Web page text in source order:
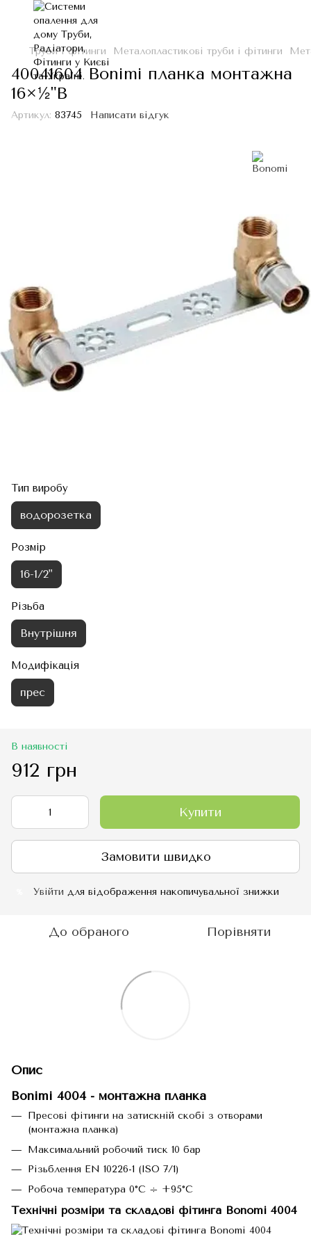
Труби і фітинги Металопластикові труби і фітинги
40041604 Bonimi планка монтажна
16×½"В
Артикул: 83745 Написати відгук
Тип виробу
водорозетка
Розмір
16-1/2"
Різьба
Внутрішня
Модифікація
прес
В наявності
912 грн
Купити
Замовити швидко
Увійти для відображення накопичувальної знижки
До обраного Порівняти
Опис
Bonimi 4004 - монтажна планка
Пресові фітинги на затискній скобі з отворами
(монтажна планка)
Максимальний робочий тиск 10 бар
Різьблення EN 10226-1 (ISO 7/1)
Робоча температура 0°C ÷ +95°C
Технічні розміри та складові фітинга Bonomi 4004